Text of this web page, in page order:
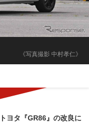
《写真撮影 中村孝仁》
ヨタ『GR86』の改良に